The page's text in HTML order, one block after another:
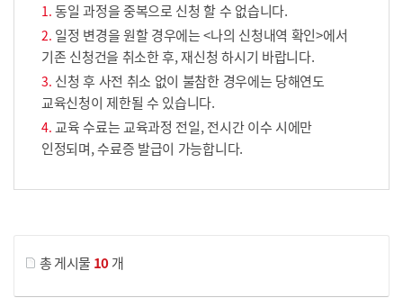
동일 과정을 중복으로 신청 할 수 없습니다.
일정 변경을 원할 경우에는 <나의 신청내역 확인>에서
기존 신청건을 취소한 후, 재신청 하시기 바랍니다.
신청 후 사전 취소 없이 불참한 경우에는 당해연도
교육신청이 제한될 수 있습니다.
교육 수료는 교육과정 전일, 전시간 이수 시에만
인정되며, 수료증 발급이 가능합니다.
총 게시물 10개